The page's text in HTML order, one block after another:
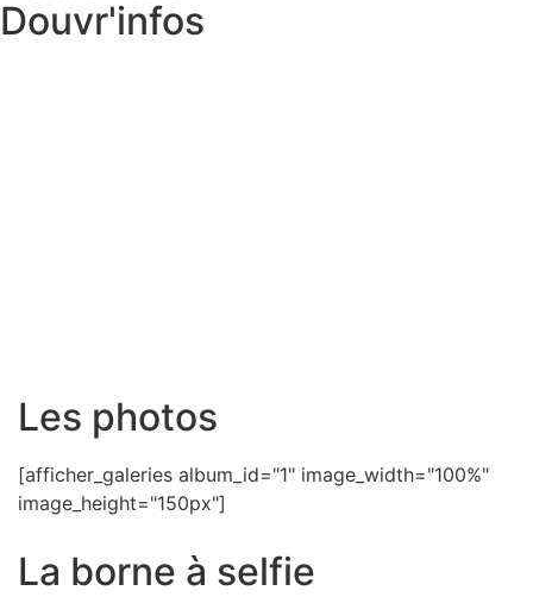
Douvr'infos
Les photos
[afficher_galeries album_id="1" image_width="100%"
image_height="150px"]
La borne à selfie